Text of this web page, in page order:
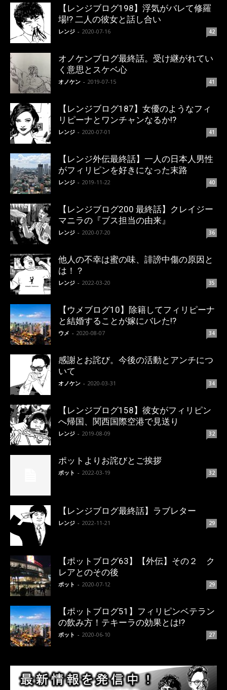
【レンジブログ198】浮気がバレて修羅
場!? 二人の彼女と話し合い
レンジ - 2020-07-16 42
オノケンブログ最終話。受け継がれてい
く意思とスケベ心
オノケン - 2019-07-15 41
【レンジブログ187】女優のようなフィ
リピーナとワンチャンなるか!?
レンジ - 2020-07-01 41
【レンジ外伝最終話】一人の日本人男性
がフィリピンを好きになった末路
レンジ - 2019-11-22 40
【レンジブログ200 最終話】クレイジー
マニラの『ブス担当の由来』
レンジ - 2020-07-20 36
他人の不幸は蜜の味、誹謗中傷の原因と
は！？
レンジ - 2022-03-20 35
【ウメブログ10】除籍してフィリピーナ
と結婚することが嫁にバレた!?
ウメ - 2020-08-07 34
感謝とお詫び。今後の活動とアンチにつ
いて
オノケン - 2020-03-31 34
【レンジブログ158】彼女がフィリピン
へ帰国、関西国際空港で見送り
レンジ - 2019-08-09 32
ポットよりお詫びとご挨拶
ポット - 2022-03-19 32
【レンジブログ最終話】ラブレター
レンジ - 2022-11-21 29
【ポットブログ63】【外伝】その２ ク
レアとのその後
ポット - 2020-07-12 29
【ポットブログ51】フィリピンベテラン
の飲み方！テキーラの効果とは!?
ポット - 2020-06-10 27